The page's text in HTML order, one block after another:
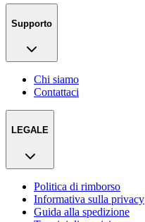
Supporto
Chi siamo
Contattaci
LEGALE
Politica di rimborso
Informativa sulla privacy
Guida alla spedizione